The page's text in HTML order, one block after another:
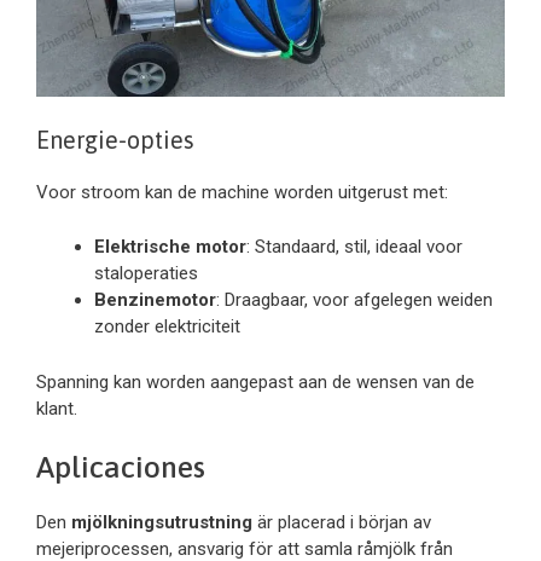
Energie-opties
Voor stroom kan de machine worden uitgerust met:
Elektrische motor: Standaard, stil, ideaal voor
staloperaties
Benzinemotor: Draagbaar, voor afgelegen weiden
zonder elektriciteit
Spanning kan worden aangepast aan de wensen van de
klant.
Aplicaciones
Den mjölkningsutrustning är placerad i början av
mejeriprocessen, ansvarig för att samla råmjölk från